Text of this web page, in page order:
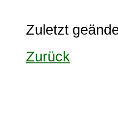
Zuletzt
Zurück